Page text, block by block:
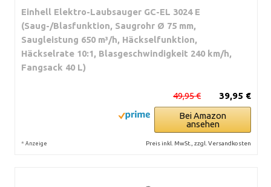
Einhell Elektro-Laubsauger GC-EL 3024 E
(Saug-/Blasfunktion, Saugrohr Ø 75 mm,
Saugleistung 650 m³/h, Häckselfunktion,
Häckselrate 10:1, Blasgeschwindigkeit 240 km/h,
Fangsack 40 L)
39,95 €
49,95 €
Bei Amazon
ansehen
* Anzeige Preis inkl. MwSt., zzgl. Versandkosten